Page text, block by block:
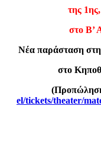
της
στο Β’
Νέα παράσταση στη
στο
el/tickets/theater/